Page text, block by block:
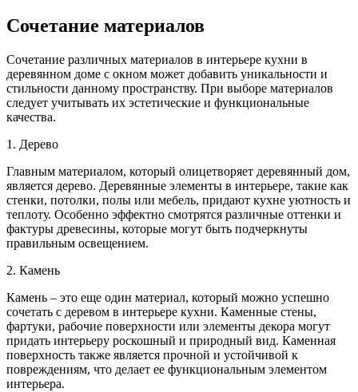
Сочетание материалов
Сочетание различных материалов в интерьере кухни в
деревянном доме с окном может добавить уникальности и
стильности данному пространству. При выборе материалов
следует учитывать их эстетические и функциональные
качества.
1. Дерево
Главным материалом, который олицетворяет деревянный дом,
является дерево. Деревянные элементы в интерьере, такие как
стенки, потолки, полы или мебель, придают кухне уютность и
теплоту. Особенно эффектно смотрятся различные оттенки и
фактуры древесины, которые могут быть подчеркнуты
правильным освещением.
2. Камень
Камень – это еще один материал, который можно успешно
сочетать с деревом в интерьере кухни. Каменные стены,
фартуки, рабочие поверхности или элементы декора могут
придать интерьеру роскошный и природный вид. Каменная
поверхность также является прочной и устойчивой к
повреждениям, что делает ее функциональным элементом
интерьера.